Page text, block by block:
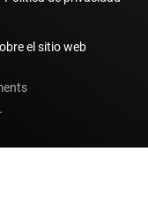
el sitio web